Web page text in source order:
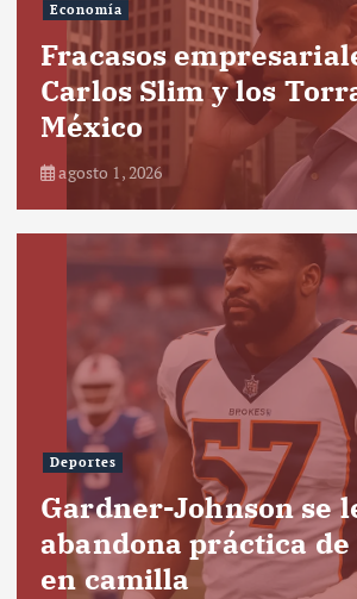
Economía
Fracasos
Carlos Slim y los
México
agosto 1, 2026
Deportes
Gardner-Johnson se
abandona práctica
en camilla